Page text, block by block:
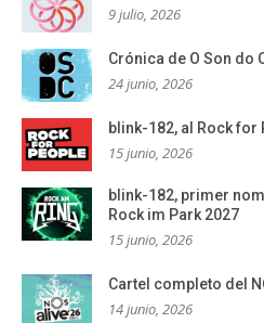
9 julio, 2026
Crónica de O Son do
24 junio, 2026
blink-182, al Rock for
15 junio, 2026
blink-182, primer
Rock im Park 2027
15 junio, 2026
Cartel completo del
14 junio, 2026